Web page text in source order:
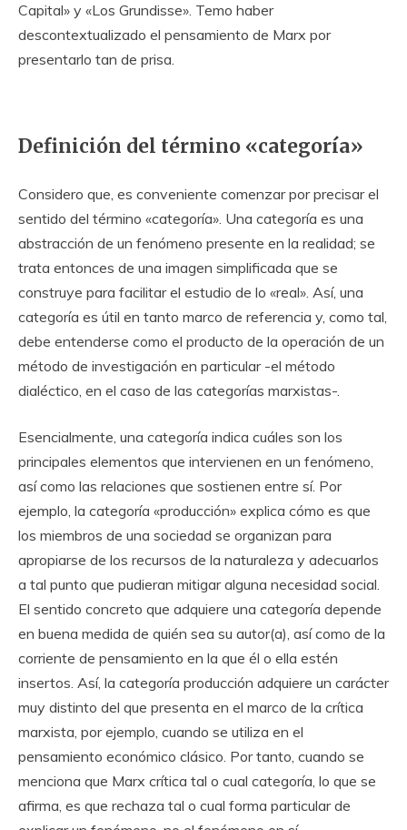
Capital» y «Los Grundisse». Temo haber
descontextualizado el pensamiento de Marx por
presentarlo tan de prisa.
Definición del término «categoría»
Considero que, es conveniente comenzar por precisar el
sentido del término «categoría». Una categoría es una
abstracción de un fenómeno presente en la realidad; se
trata entonces de una imagen simplificada que se
construye para facilitar el estudio de lo «real». Así, una
categoría es útil en tanto marco de referencia y, como tal,
debe entenderse como el producto de la operación de un
método de investigación en particular -el método
dialéctico, en el caso de las categorías marxistas-.
Esencialmente, una categoría indica cuáles son los
principales elementos que intervienen en un fenómeno,
así como las relaciones que sostienen entre sí. Por
ejemplo, la categoría «producción» explica cómo es que
los miembros de una sociedad se organizan para
apropiarse de los recursos de la naturaleza y adecuarlos
a tal punto que pudieran mitigar alguna necesidad social.
El sentido concreto que adquiere una categoría depende
en buena medida de quién sea su autor(a), así como de la
corriente de pensamiento en la que él o ella estén
insertos. Así, la categoría producción adquiere un carácter
muy distinto del que presenta en el marco de la crítica
marxista, por ejemplo, cuando se utiliza en el
pensamiento económico clásico. Por tanto, cuando se
menciona que Marx crítica tal o cual categoría, lo que se
afirma, es que rechaza tal o cual forma particular de